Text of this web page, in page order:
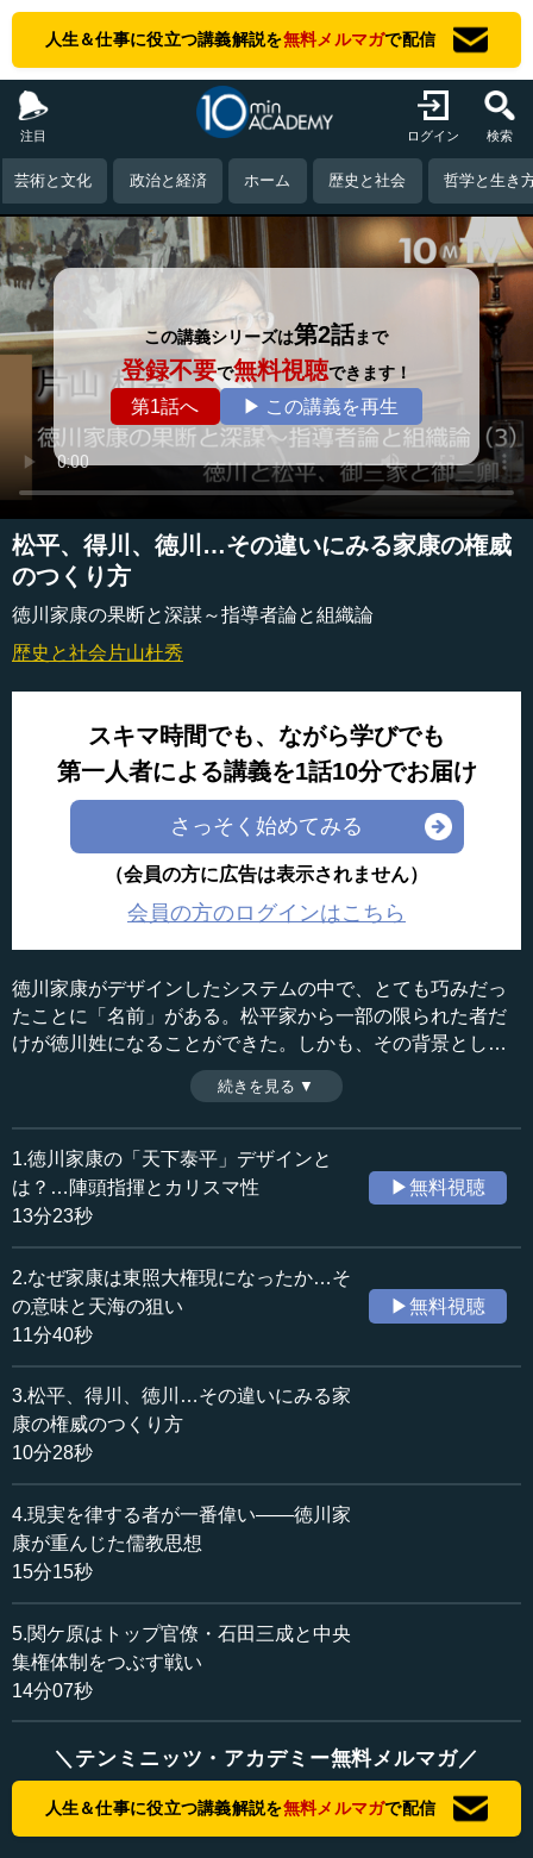
人生＆仕事に役立つ講義解説を無料メルマガで配信
注目 ログイン 検索
芸術と文化 政治と経済 ホーム 歴史と社会 哲学と生き
この講義シリーズは第2話まで
登録不要で無料視聴できます！
第1話へ ▶ この講義を再生
松平、得川、徳川…その違いにみる家康の権威
のつくり方
徳川家康の果断と深謀～指導者論と組織論
歴史と社会 片山杜秀
スキマ時間でも、ながら学びでも
第一人者による講義を1話10分でお届け
さっそく始めてみる
（会員の方に広告は表示されません）
会員の方のログインはこちら
徳川家康がデザインしたシステムの中で、とても巧みだっ
たことに「名前」がある。松平家から一部の限られた者だ
けが徳川姓になることができた。しかも、その背景として
仏教でも儒教でも重要な「徳」の字を選んだところにも、
家康の権威のつくり方に学ぶ意味は大きい。ここでは徳川
家が描いた姓をめぐるシステムの秘密に迫る。 （2022年9
月14日開催日本ビジネス協会JBCインタラクティブセミナ
ー講演「徳川家康の果断と深謀～その指導者論・組織論」
より、全5話中第3話）
収録日：2022年9月14日
追加日：2022年12月13日
カテゴリー：
歴史・民族
≪全文≫
●徳川姓になる者、松平姓のままの者
片山 そのあと、「徳川と松平」という、またおかしな話
姓は途中から使われます。徳川家康という人は、松平だっ
たはずなのに、途中から徳川になるわけですね。
しかも、松平家が全て徳川になったのなら分かりやすい
のですが、改姓したならともかく、松平家の中で、当主と
その核心的な部分（というのも変ですけれど）だけが徳川
になります。家康の子どもでも、もちろん他家に養子に行
も、松平姓のままである人もいるわけですね。
ということで、松平家だったはずの者が、当主が徳川を
名乗るようになり、松平一族全部に徳川の姓を与えない
くった。
ただ、これはなぜかというと、松平家は官位が欲しかっ
たからです。そこで朝廷との「官位は由緒正しい血筋でな
続きを見る ▼
1.徳川家康の「天下泰平」デザインと
は？…陣頭指揮とカリスマ性
13分23秒
▶無料視聴
2.なぜ家康は東照大権現になったか…そ
の意味と天海の狙い
11分40秒
▶無料視聴
3.松平、得川、徳川…その違いにみる家
康の権威のつくり方
10分28秒
4.現実を律する者が一番偉い――徳川家
康が重んじた儒教思想
15分15秒
5.関ケ原はトップ官僚・石田三成と中央
集権体制をつぶす戦い
14分07秒
＼テンミニッツ・アカデミー無料メルマガ／
人生＆仕事に役立つ講義解説を無料メルマガで配信